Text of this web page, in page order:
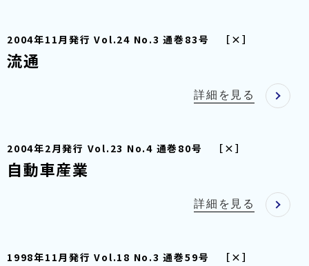
2004年11月発行 Vol.24 No.3 通巻83号 ［×］
流通
詳細を見る
2004年2月発行 Vol.23 No.4 通巻80号 ［×］
自動車産業
詳細を見る
1998年11月発行 Vol.18 No.3 通巻59号 ［×］